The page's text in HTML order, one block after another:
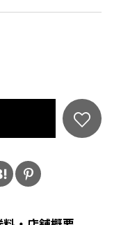
力してくださ
登録済みの方
不要です。